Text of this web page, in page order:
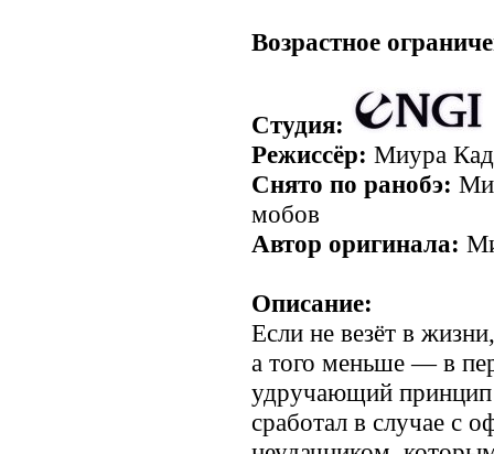
Возрастное
Студия:
Режиссёр: Миура
Снято по ранобэ:
мобов
Автор оригинала:
Описание:
Если не везёт в
а того меньше — в
удручающий принцип
сработал в случае с